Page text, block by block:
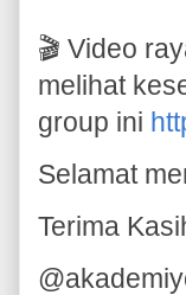
🎬 Video
melihat
group ini
Selamat
Terima